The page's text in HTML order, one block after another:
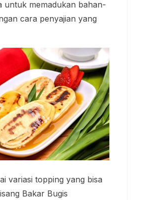
untuk memadukan bahan-
cara penyajian yang
variasi topping yang bisa
Bakar Bugis